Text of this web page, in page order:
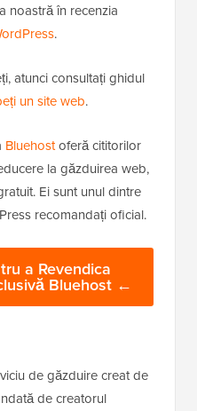
noastră în recenzia
.
atunci consultați ghidul
un site web.
Bluehostoferă cititorilor
la găzduirea web,
Ei sunt unul dintre
recomandați oficial.
a Revendica
Bluehost ←
de găzduire creat de
de creatorul